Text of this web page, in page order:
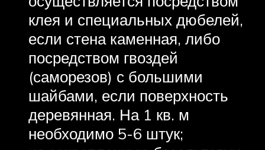
клея и специальных дюбелей,
если стена каменная, либо
посредством гвоздей
(саморезов) с большими
шайбами, если поверхность
деревянная. На 1 кв. м
необходимо 5-6 штук;